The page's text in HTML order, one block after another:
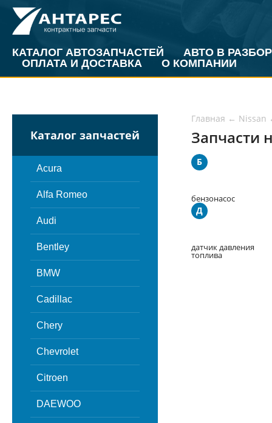
КАТАЛОГ АВТОЗАПЧАСТЕЙ
АВТО В РАЗБОР
ОПЛАТА И ДОСТАВКА
О КОМПАНИИ
Каталог запчастей
Acura
Alfa Romeo
Audi
Bentley
BMW
Cadillac
Chery
Chevrolet
Citroen
DAEWOO
Главная ← Nissan
Запчасти
Б
бензонасос
Д
датчик давления
топлива